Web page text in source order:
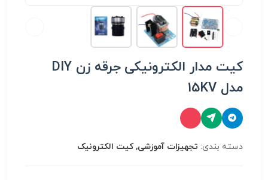
کیت مدار الکترونیکی جرقه زن DIY
مدل 15KV
دسته بندی: تجهیزات آموزشی, کیت الکترونیک